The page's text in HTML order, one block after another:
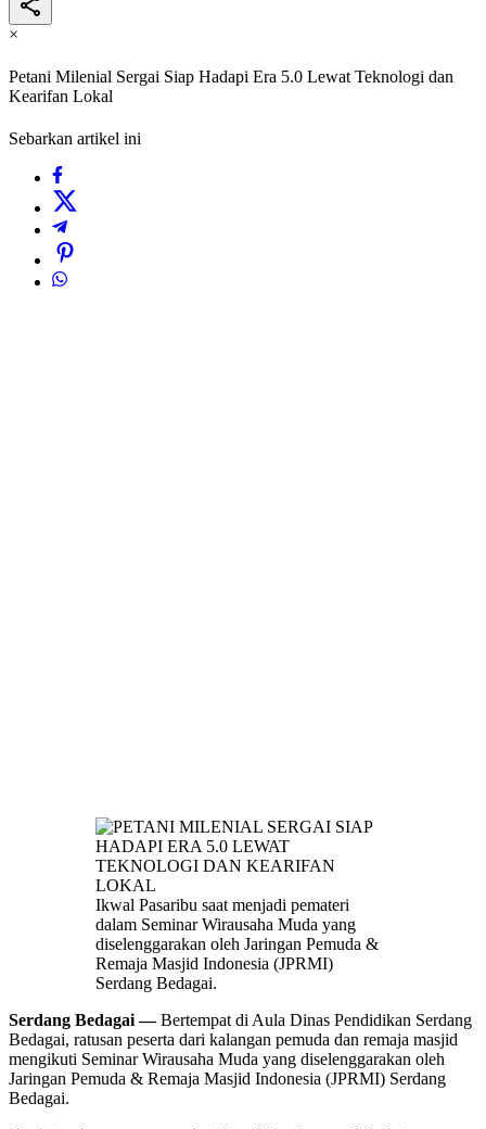
×
Petani Milenial Sergai Siap Hadapi Era 5.0 Lewat Teknologi dan
Kearifan Lokal
Sebarkan artikel ini
Ikwal Pasaribu saat menjadi pemateri
dalam Seminar Wirausaha Muda yang
diselenggarakan oleh Jaringan Pemuda &
Remaja Masjid Indonesia (JPRMI)
Serdang Bedagai.
Serdang Bedagai —Bertempat di Aula Dinas Pendidikan Serdang
Bedagai, ratusan peserta dari kalangan pemuda dan remaja masjid
mengikuti Seminar Wirausaha Muda yang diselenggarakan oleh
Jaringan Pemuda & Remaja Masjid Indonesia (JPRMI) Serdang
Bedagai.